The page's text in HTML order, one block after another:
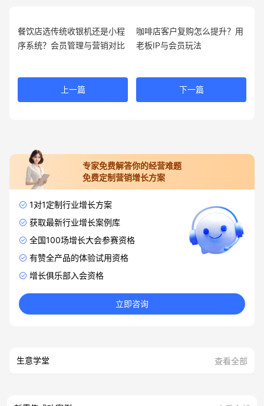
餐饮店选传统收银机还是小程
序系统？会员管理与营销对比
上一篇
咖啡店客户复购怎么提升？用
老板IP与会员玩法
下一篇
专家免费解答你的经营难题
免费定制营销增长方案
1对1定制行业增长方案
获取最新行业增长案例库
全国100场增长大会参赛资格
有赞全产品的体验试用资格
增长俱乐部入会资格
立即咨询
生意学堂 查看全部